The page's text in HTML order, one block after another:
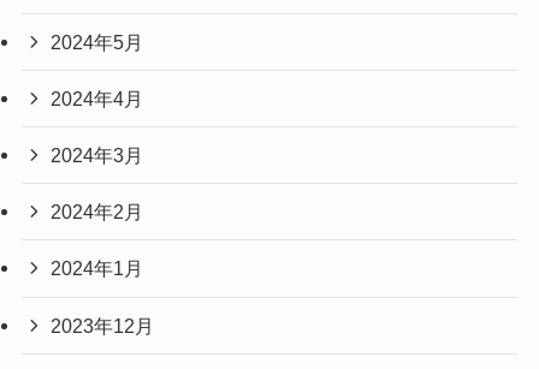
2024年5月
2024年4月
2024年3月
2024年2月
2024年1月
2023年12月